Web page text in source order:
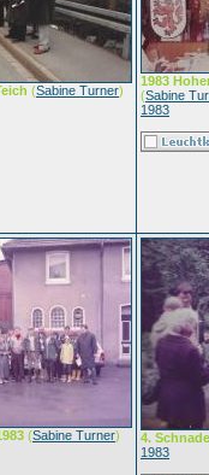
(Sabine Turner)
1983
(Sabine
1983
(Sabine Turner)
4.
1983